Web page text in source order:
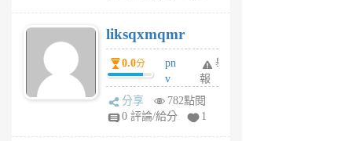
6
個
月
前
liksqxmqmr
0.0分
pn
v
wt
sv
舉
報
分享
782點閱
0 評論/給分
1